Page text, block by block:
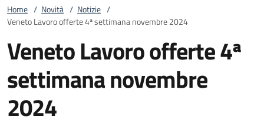
Home / Novità / Notizie /
Veneto Lavoro offerte 4ª settimana novembre 2024
Veneto Lavoro offerte 4ª
settimana novembre
2024